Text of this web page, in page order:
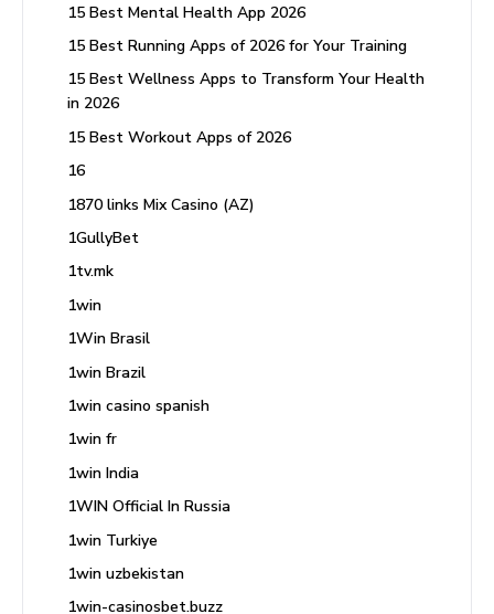
15 Best Mental Health App 2026
15 Best Running Apps of 2026 for Your Training
15 Best Wellness Apps to Transform Your Health
in 2026
15 Best Workout Apps of 2026
16
1870 links Mix Casino (AZ)
1GullyBet
1tv.mk
1win
1Win Brasil
1win Brazil
1win casino spanish
1win fr
1win India
1WIN Official In Russia
1win Turkiye
1win uzbekistan
1win-casinosbet.buzz